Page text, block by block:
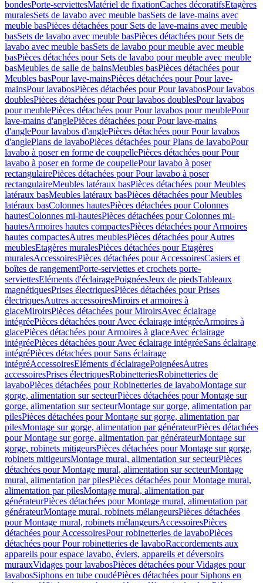
bondesPorte-serviettesMatériel de fixationCaches décoratifsEtagères
muralesSets de lavabo avec meuble basSets de lave-mains avec
meuble basPièces détachées pour Sets de lave-mains avec meuble
basSets de lavabo avec meuble basPièces détachées pour Sets de
lavabo avec meuble basSets de lavabo pour meuble avec meuble
basPièces détachées pour Sets de lavabo pour meuble avec meuble
basMeubles de salle de bainsMeubles basPièces détachées pour
Meubles basPour lave-mainsPièces détachées pour Pour lave-
mainsPour lavabosPièces détachées pour Pour lavabosPour lavabos
doublesPièces détachées pour Pour lavabos doublesPour lavabos
pour meublePièces détachées pour Pour lavabos pour meublePour
lave-mains d'anglePièces détachées pour Pour lave-mains
d'anglePour lavabos d'anglePièces détachées pour Pour lavabos
d'anglePlans de lavaboPièces détachées pour Plans de lavaboPour
lavabo à poser en forme de coupellePièces détachées pour Pour
lavabo à poser en forme de coupellePour lavabo à poser
rectangulairePièces détachées pour Pour lavabo à poser
rectangulaireMeubles latéraux basPièces détachées pour Meubles
latéraux basMeubles latéraux basPièces détachées pour Meubles
latéraux basColonnes hautesPièces détachées pour Colonnes
hautesColonnes mi-hautesPièces détachées pour Colonnes mi-
hautesArmoires hautes compactesPièces détachées pour Armoires
hautes compactesAutres meublesPièces détachées pour Autres
meublesEtagères muralesPièces détachées pour Etagères
muralesAccessoiresPièces détachées pour AccessoiresCasiers et
boîtes de rangementPorte-serviettes et crochets porte-
serviettesEléments d'éclairagePoignéesJeux de piedsTableaux
magnétiquesPrises électriquesPièces détachées pour Prises
électriquesAutres accessoiresMiroirs et armoires à
glaceMiroirsPièces détachées pour MiroirsAvec éclairage
intégréePièces détachées pour Avec éclairage intégréeArmoires à
glacePièces détachées pour Armoires à glaceAvec éclairage
intégréePièces détachées pour Avec éclairage intégréeSans éclairage
intégréPièces détachées pour Sans éclairage
intégréAccessoiresEléments d'éclairagePoignéesAutres
accessoiresPrises électriquesRobinetteriesRobinetteries de
lavaboPièces détachées pour Robinetteries de lavaboMontage sur
gorge, alimentation sur secteurPièces détachées pour Montage sur
gorge, alimentation sur secteurMontage sur gorge, alimentation par
pilesPièces détachées pour Montage sur gorge, alimentation par
pilesMontage sur gorge, alimentation par générateurPièces détachées
pour Montage sur gorge, alimentation par générateurMontage sur
gorge, robinets mitigeursPièces détachées pour Montage sur gorge,
robinets mitigeursMontage mural, alimentation sur secteurPièces
détachées pour Montage mural, alimentation sur secteurMontage
mural, alimentation par pilesPièces détachées pour Montage mural,
alimentation par pilesMontage mural, alimentation par
générateurPièces détachées pour Montage mural, alimentation par
générateurMontage mural, robinets mélangeursPièces détachées
pour Montage mural, robinets mélangeursAccessoiresPièces
détachées pour AccessoiresPour robinetteries de lavaboPièces
détachées pour Pour robinetteries de lavaboRaccordements aux
appareils pour espace lavabo, éviers, appareils et déversoirs
murauxVidages pour lavabosPièces détachées pour Vidages pour
lavabosSiphons en tube coudéPièces détachées pour Siphons en